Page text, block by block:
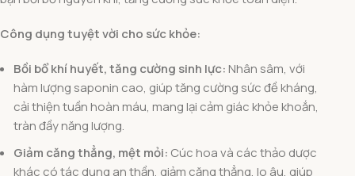
Công dụng tuyệt vời cho sức khỏe:
Bồi bổ khí huyết, tăng cường sinh lực: Nhân sâm, với
hàm lượng saponin cao, giúp tăng cường sức đề kháng,
cải thiện tuần hoàn máu, mang lại cảm giác khỏe khoắn,
tràn đầy năng lượng.
Giảm căng thẳng, mệt mỏi: Cúc hoa và các thảo dược
khác có tác dụng an thần, giảm căng thẳng, lo âu, giúp